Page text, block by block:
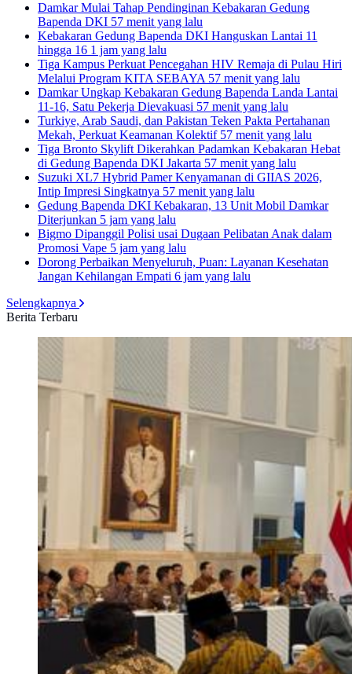
Damkar Mulai Tahap Pendinginan Kebakaran Gedung
Bapenda DKI 57 menit yang lalu
Kebakaran Gedung Bapenda DKI Hanguskan Lantai 11
hingga 16 1 jam yang lalu
Tiga Kampus Perkuat Pencegahan HIV Remaja di Pulau Hiri
Melalui Program KITA SEBAYA 57 menit yang lalu
Damkar Ungkap Kebakaran Gedung Bapenda Landa Lantai
11-16, Satu Pekerja Dievakuasi 57 menit yang lalu
Turkiye, Arab Saudi, dan Pakistan Teken Pakta Pertahanan
Mekah, Perkuat Keamanan Kolektif 57 menit yang lalu
Tiga Bronto Skylift Dikerahkan Padamkan Kebakaran Hebat
di Gedung Bapenda DKI Jakarta 57 menit yang lalu
Suzuki XL7 Hybrid Pamer Kenyamanan di GIIAS 2026,
Intip Impresi Singkatnya 57 menit yang lalu
Gedung Bapenda DKI Kebakaran, 13 Unit Mobil Damkar
Diterjunkan 5 jam yang lalu
Bigmo Dipanggil Polisi usai Dugaan Pelibatan Anak dalam
Promosi Vape 5 jam yang lalu
Dorong Perbaikan Menyeluruh, Puan: Layanan Kesehatan
Jangan Kehilangan Empati 6 jam yang lalu
Selengkapnya
Berita Terbaru